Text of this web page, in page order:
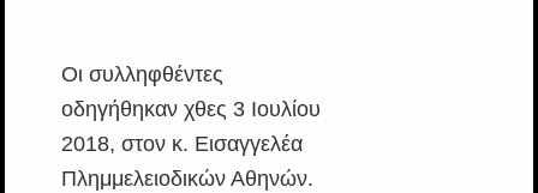
Οι συλληφθέντες
οδηγήθηκαν χθες 3 Ιουλίου
2018, στον κ. Εισαγγελέα
Πλημμελειοδικών Αθηνών.